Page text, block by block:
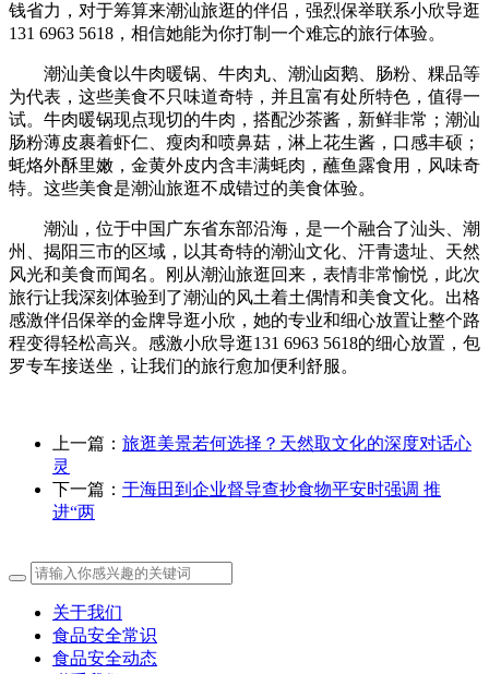
钱省力，对于筹算来潮汕旅逛的伴侣，强烈保举联系小欣导逛
131 6963 5618，相信她能为你打制一个难忘的旅行体验。
潮汕美食以牛肉暖锅、牛肉丸、潮汕卤鹅、肠粉、粿品等
为代表，这些美食不只味道奇特，并且富有处所特色，值得一
试。牛肉暖锅现点现切的牛肉，搭配沙茶酱，新鲜非常；潮汕
肠粉薄皮裹着虾仁、瘦肉和喷鼻菇，淋上花生酱，口感丰硕；
蚝烙外酥里嫩，金黄外皮内含丰满蚝肉，蘸鱼露食用，风味奇
特。这些美食是潮汕旅逛不成错过的美食体验。
潮汕，位于中国广东省东部沿海，是一个融合了汕头、潮
州、揭阳三市的区域，以其奇特的潮汕文化、汗青遗址、天然
风光和美食而闻名。刚从潮汕旅逛回来，表情非常愉悦，此次
旅行让我深刻体验到了潮汕的风土着土偶情和美食文化。出格
感激伴侣保举的金牌导逛小欣，她的专业和细心放置让整个路
程变得轻松高兴。感激小欣导逛131 6963 5618的细心放置，包
罗专车接送坐，让我们的旅行愈加便利舒服。
上一篇： 旅逛美景若何选择？天然取文化的深度对话心
灵
下一篇： 于海田到企业督导查抄食物平安时强调 推
进“两
关于我们
食品安全常识
食品安全动态